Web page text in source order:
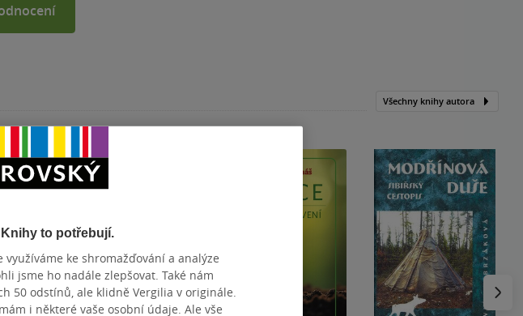
Všechny knihy autora
to potřebují.
ke shromažďování a analýze
jsme ho nadále zlepšovat. Také nám
50 odstínů, ale klidně Vergilia v originále.
i některé vaše osobní údaje. Ale vše